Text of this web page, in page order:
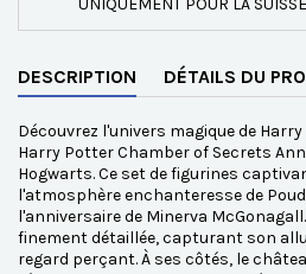
UNIQUEMENT POUR LA
DESCRIPTION DÉTAILS DU
Découvrez l'univers magique de
Harry Potter Chamber of Secrets
Hogwarts. Ce set de figurines
l'atmosphère enchanteresse de
l'anniversaire de Minerva
finement détaillée, capturant son
regard perçant. À ses côtés, le